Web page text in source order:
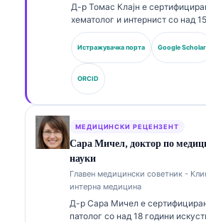
Д-р Томас Клајн е
хематолог и интернист со над
во лабораториска медицина и
потпомогната со ВИ. Како
директор во Kantesti AI, тој
надзор над медицинската
сопственичката невронска
објавено обемно на теми
интерпретација на биомаркери
медицина.
Истражувачка порта Google Scholar
ORCID
МЕДИЦИНСКИ РЕЦЕНЗЕНТ
Сара Мичел, доктор по
науки
Главен медицински советник -
интерна медицина
Д-р Сара Мичел е
патолог со над 18 години